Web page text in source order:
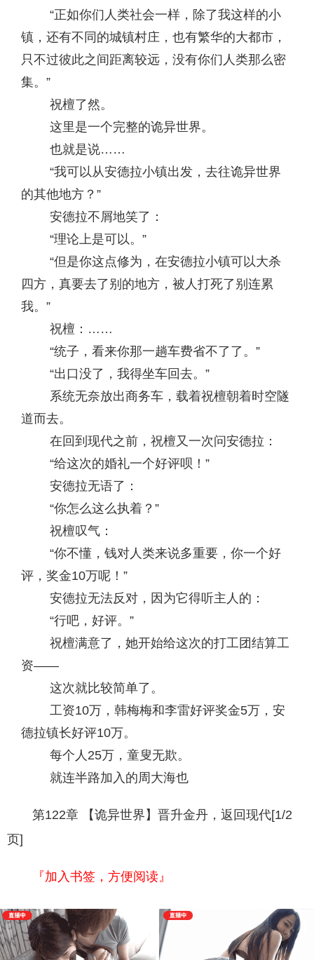
“正如你们人类社会一样，除了我这样的小
镇，还有不同的城镇村庄，也有繁华的大都市，
只不过彼此之间距离较远，没有你们人类那么密
集。”
祝檀了然。
这里是一个完整的诡异世界。
也就是说……
“我可以从安德拉小镇出发，去往诡异世界
的其他地方？”
安德拉不屑地笑了：
“理论上是可以。”
“但是你这点修为，在安德拉小镇可以大杀
四方，真要去了别的地方，被人打死了别连累
我。”
祝檀：……
“统子，看来你那一趟车费省不了了。”
“出口没了，我得坐车回去。”
系统无奈放出商务车，载着祝檀朝着时空隧
道而去。
在回到现代之前，祝檀又一次问安德拉：
“给这次的婚礼一个好评呗！”
安德拉无语了：
“你怎么这么执着？”
祝檀叹气：
“你不懂，钱对人类来说多重要，你一个好
评，奖金10万呢！”
安德拉无法反对，因为它得听主人的：
“行吧，好评。”
祝檀满意了，她开始给这次的打工团结算工
资——
这次就比较简单了。
工资10万，韩梅梅和李雷好评奖金5万，安
德拉镇长好评10万。
每个人25万，童叟无欺。
就连半路加入的周大海也
第122章 【诡异世界】晋升金丹，返回现代[1/2
页]
『加入书签，方便阅读』